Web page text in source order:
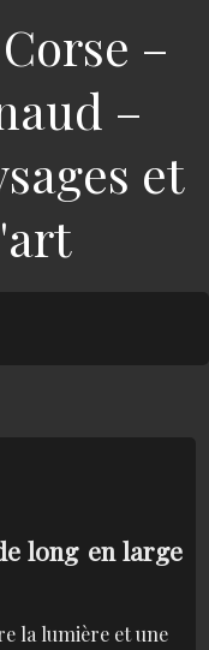
–
–
et
long en large
la lumière et une